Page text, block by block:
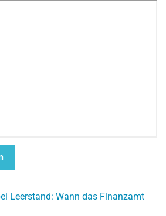
Leerstand: Wann das Finanzamt